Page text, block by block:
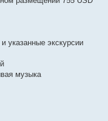
указанные экскурсии
музыка